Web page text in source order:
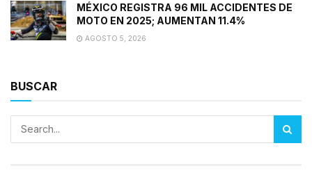
MÉXICO REGISTRA 96 MIL ACCIDENTES DE
MOTO EN 2025; AUMENTAN 11.4%
AGOSTO 5, 2026
BUSCAR